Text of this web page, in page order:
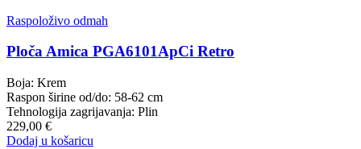
Raspoloživo odmah
Ploča Amica PGA6101ApCi Retro
Boja: Krem
Raspon širine od/do: 58-62 cm
Tehnologija zagrijavanja: Plin
229,00 €
Dodaj u košaricu